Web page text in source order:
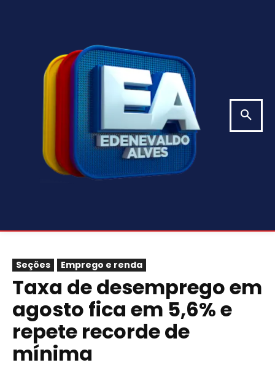
Seções Emprego e renda
Taxa de desemprego em
agosto fica em 5,6% e
repete recorde de
mínima